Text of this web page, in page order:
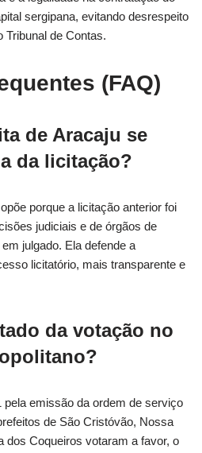
sergipana, evitando desrespeito
de Contas.
(FAQ)
de Aracaju se
da licitação?
porque a licitação anterior foi
judiciais e de órgãos de
julgado. Ela defende a
licitatório, mais transparente e
da votação no
pela emissão da ordem de serviço
de São Cristóvão, Nossa
dos Coqueiros votaram a favor, o